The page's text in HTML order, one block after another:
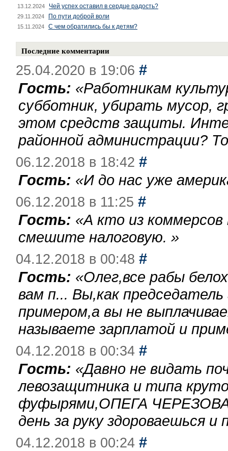
13.12.2024 Чей успех оставил в сердце радость?
29.11.2024 По пути доброй воли
15.11.2024 С чем обратились бы к детям?
Последние комментарии
25.04.2020 в 19:06 #
Гость: «Работникам
субботник, убирать мусор,
этом средств защиты.
районной администрации?
06.12.2018 в 18:42 #
Гость: «И до нас уже
06.12.2018 в 11:25 #
Гость: «А кто из
смешите налоговую. »
04.12.2018 в 00:48 #
Гость: «Олег,все рабы
вам п... Вы,как
примером,а вы не
называете зарплатой и
04.12.2018 в 00:34 #
Гость: «Давно не видать
левозащитника и типа
фуфырями,ОПЕГА
день за руку здороваешься
04.12.2018 в 00:24 #